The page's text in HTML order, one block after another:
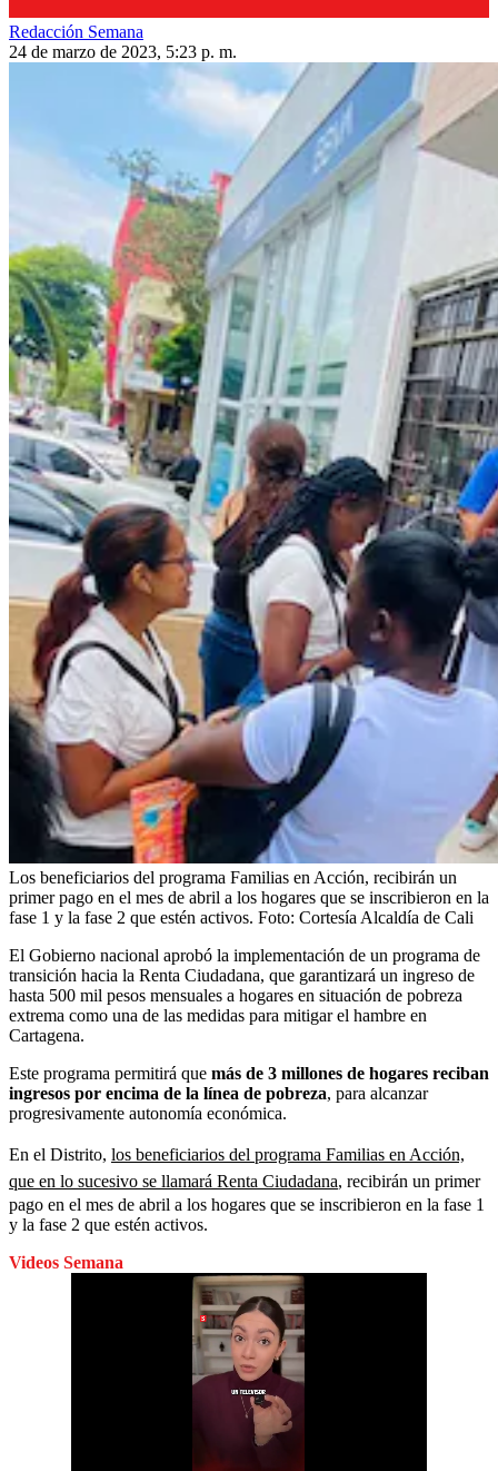
Redacción Semana
24 de marzo de 2023, 5:23 p. m.
Los beneficiarios del programa Familias en Acción, recibirán un
primer pago en el mes de abril a los hogares que se inscribieron en la
fase 1 y la fase 2 que estén activos. Foto: Cortesía Alcaldía de Cali
El Gobierno nacional aprobó la implementación de un programa de
transición hacia la Renta Ciudadana, que garantizará un ingreso de
hasta 500 mil pesos mensuales a hogares en situación de pobreza
extrema como una de las medidas para mitigar el hambre en
Cartagena.
Este programa permitirá que más de 3 millones de hogares reciban
ingresos por encima de la línea de pobreza, para alcanzar
progresivamente autonomía económica.
En el Distrito, los beneficiarios del programa Familias en Acción,
que en lo sucesivo se llamará Renta Ciudadana, recibirán un primer
pago en el mes de abril a los hogares que se inscribieron en la fase 1
y la fase 2 que estén activos.
Videos Semana